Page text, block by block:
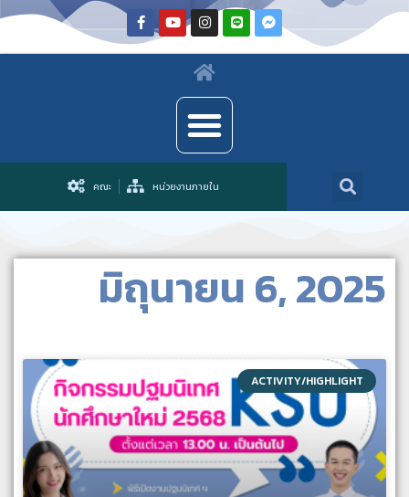
คณะ หน่วยงานภายใน
มิถุนายน 6, 2025
ACTIVITY/HIGHLIGHT